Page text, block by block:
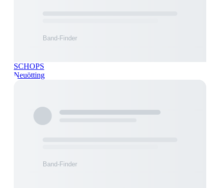
SCHOPS
Neuötting